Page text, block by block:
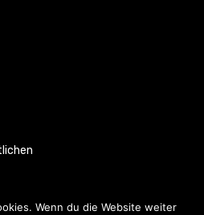
Wenn du die Website weiter